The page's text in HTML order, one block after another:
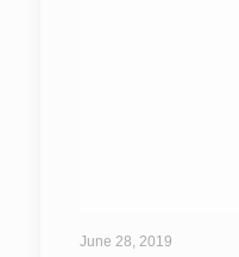
June 28, 2019